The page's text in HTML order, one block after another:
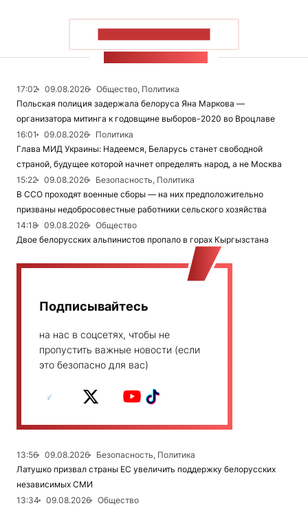
17:02 09.08.2026
Общество, Политика
Польская полиция задержала белоруса Яна Маркова —
организатора митинга к годовщине выборов-2020 во Вроцлаве
16:01
09.08.2026
Политика
Глава МИД Украины: Надеемся, Беларусь станет свободной
страной, будущее которой начнет определять народ, а не Москва
15:22
09.08.2026
Безопасность, Политика
В ССО проходят военные сборы — на них предположительно
призваны недобросовестные работники сельского хозяйства
14:18
09.08.2026
Общество
Двое белорусских альпинистов пропало в горах Кыргызстана
Подписывайтесь
на нас в соцсетях, чтобы не
пропустить важные новости (если
это безопасно для вас)
13:56 09.08.2026
Безопасность, Политика
Латушко призвал страны ЕС увеличить поддержку белорусских
независимых СМИ
13:34
09.08.2026
Общество